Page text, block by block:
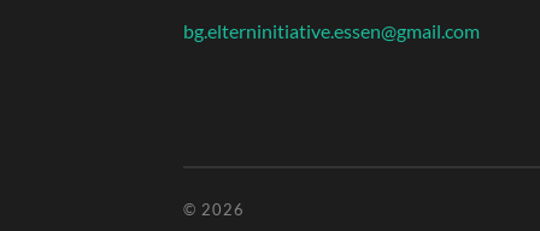
bg.elterninitiative.essen@gmail.com
© 2026